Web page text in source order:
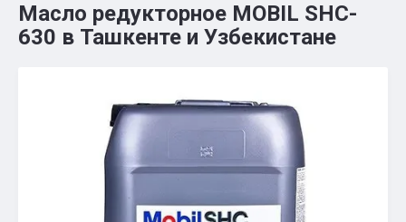
Масло редукторное MOBIL SHC-
630 в Ташкенте и Узбекистане